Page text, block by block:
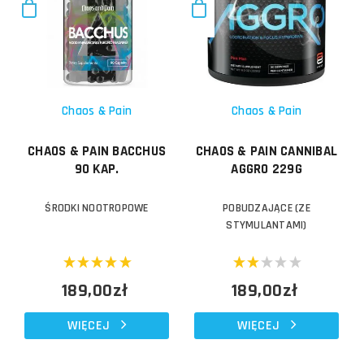
Chaos & Pain
CHAOS & PAIN BACCHUS
90 KAP.
ŚRODKI NOOTROPOWE
189,00zł
WIĘCEJ
Chaos & Pain
CHAOS & PAIN CANNIBAL
AGGRO 229G
POBUDZAJĄCE (ZE
STYMULANTAMI)
189,00zł
WIĘCEJ